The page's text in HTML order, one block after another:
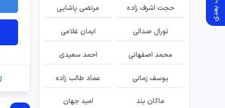
حجت اشرف زاده مرتضی پاشایی
تورال صدالی ایمان غلامی
محمد اصفهانی احمد سعیدی
یوسف زمانی عماد طالب زاده
ماکان بند امید جهان